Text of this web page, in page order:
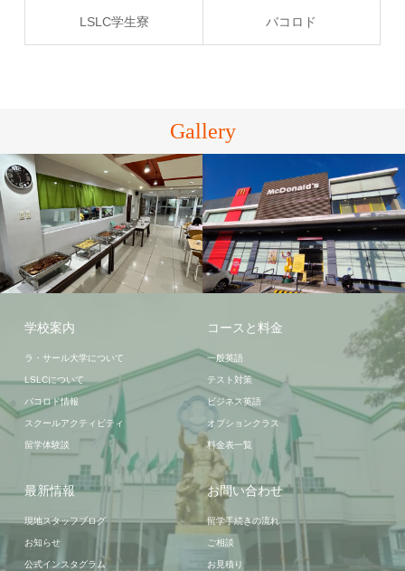
LSLC学生寮 バコロド
Gallery
LSLC学生寮 バコロド
学校案内
ラ・サール大学について
LSLCについて
バコロド情報
スクールアクティビティ
留学体験談
コースと料金
一般英語
テスト対策
ビジネス英語
オプションクラス
料金表一覧
最新情報
現地スタッフブログ
お知らせ
公式インスタグラム
お問い合わせ
留学手続きの流れ
ご相談
お見積り